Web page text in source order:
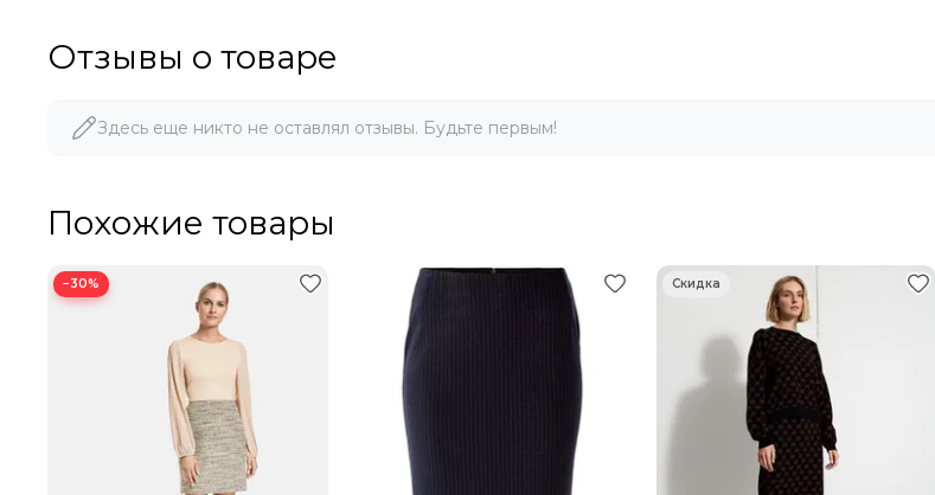
МЫ ДОРОЖИМ ПОКУПАТЕЛЯМИ!
При указании ссылки на ресурс или сайт, где данный товар дешевле - мы продаем по цене конкурента.
Отзывы о товаре
Здесь еще никто не оставлял отзывы. Будьте первым!
Похожие товары
−30%